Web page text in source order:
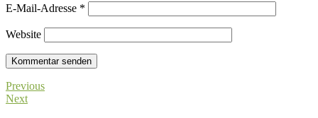
E-Mail-Adresse *
Website
Previous
Next